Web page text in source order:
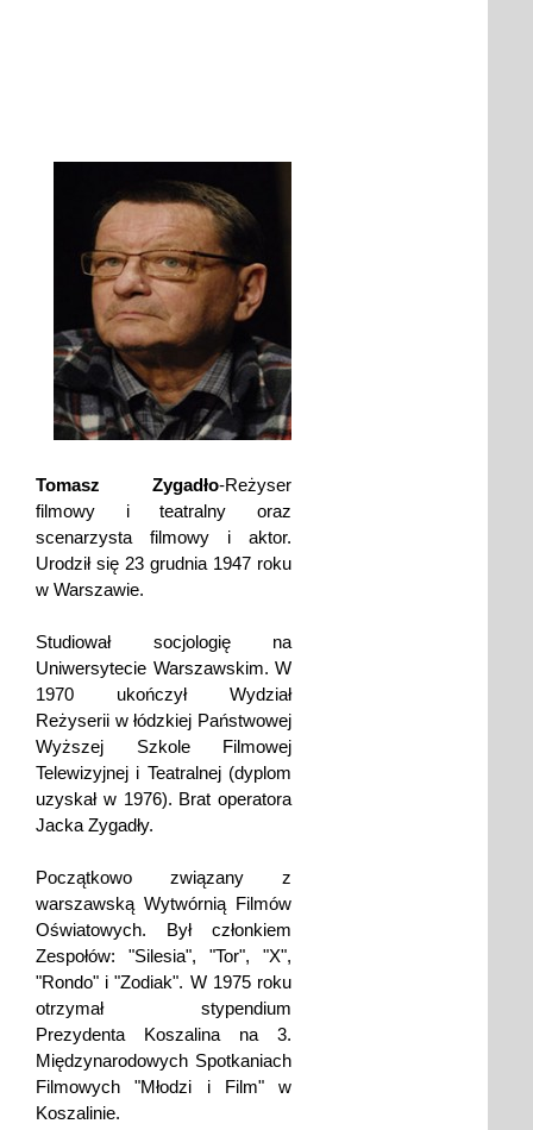
Tomasz Zygadło-Reżyser
filmowy i teatralny oraz
scenarzysta filmowy i aktor.
Urodził się 23 grudnia 1947 roku
w Warszawie.
Studiował socjologię na
Uniwersytecie Warszawskim. W
1970 ukończył Wydział
Reżyserii w łódzkiej Państwowej
Wyższej Szkole Filmowej
Telewizyjnej i Teatralnej (dyplom
uzyskał w 1976). Brat operatora
Jacka Zygadły.
Początkowo związany z
warszawską Wytwórnią Filmów
Oświatowych. Był członkiem
Zespołów: "Silesia", "Tor", "X",
"Rondo" i "Zodiak". W 1975 roku
otrzymał stypendium
Prezydenta Koszalina na 3.
Międzynarodowych Spotkaniach
Filmowych "Młodzi i Film" w
Koszalinie.